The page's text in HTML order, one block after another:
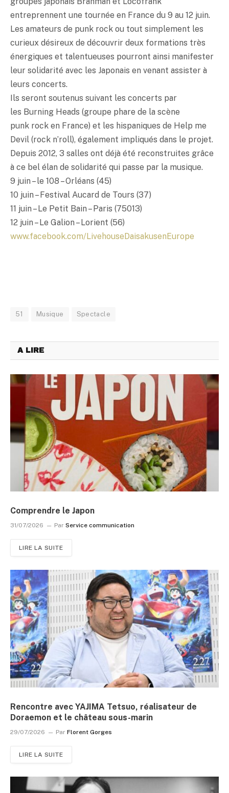
entreprennent une tournée en France du 9 au 12 juin.
Les amateurs de punk rock ou tout simplement les
curieux désireux de découvrir deux formations très
énergiques et talentueuses pourront ainsi manifester
leur solidarité avec les Japonais en venant assister à
leurs concerts.
Ils seront soutenus suivant les concerts par
les Burning Heads (groupe phare de la scène
punk rock en France) et les hispaniques de Help me
Devil (rock n’roll), également impliqués dans le projet.
Depuis 2012, 3 salles ont déjà été reconstruites grâce
à ce bel élan de solidarité qui passe par la musique.
9 juin – le 108 – Orléans (45)
10 juin – Festival Aucard de Tours (37)
11 juin – Le Petit Bain – Paris (75013)
12 juin – Le Galion – Lorient (56)
www.facebook.com/LivehouseDaisakusenEurope
51 Musique Spectacle
A LIRE
Comprendre le Japon
31/07/2026 Par Service communication
LIRE LA SUITE
Rencontre avec YAJIMA Tetsuo, réalisateur de
Doraemon et le château sous-marin
29/07/2026 Par Florent Gorges
LIRE LA SUITE